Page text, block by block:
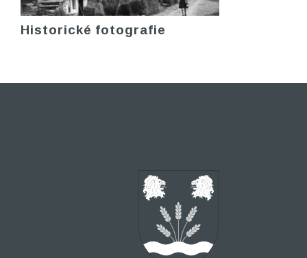
Historické fotografie